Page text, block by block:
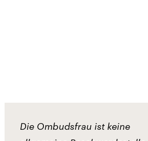
Die Ombudsfrau ist keine